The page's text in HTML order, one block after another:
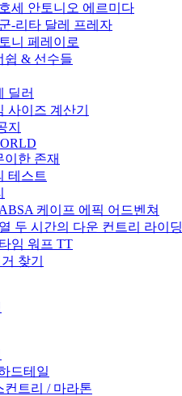
호세 안토니오 에르미다
군-리타 달레 프레자
토니 페레이로
쉽 & 선수들
딜러
사이즈 계산기
지
이한 존재
테스트
ABSA 케이프 에픽 어드벤쳐
열 두 시간의 다운 컨트리 라이딩
타임 워프 TT
찾기
드테일
컨트리 / 마라톤